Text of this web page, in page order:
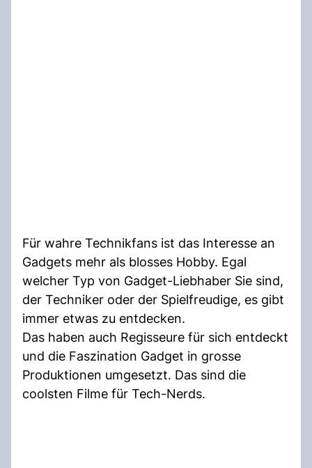
Für wahre Technikfans ist das Interesse an
Gadgets mehr als blosses Hobby. Egal
welcher Typ von Gadget-Liebhaber Sie sind,
der Techniker oder der Spielfreudige, es gibt
immer etwas zu entdecken.
Das haben auch Regisseure für sich entdeckt
und die Faszination Gadget in grosse
Produktionen umgesetzt. Das sind die
coolsten Filme für Tech-Nerds.